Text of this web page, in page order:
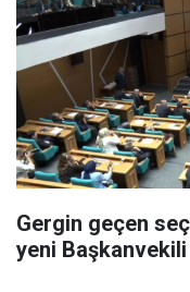
Gergin geçen
yeni